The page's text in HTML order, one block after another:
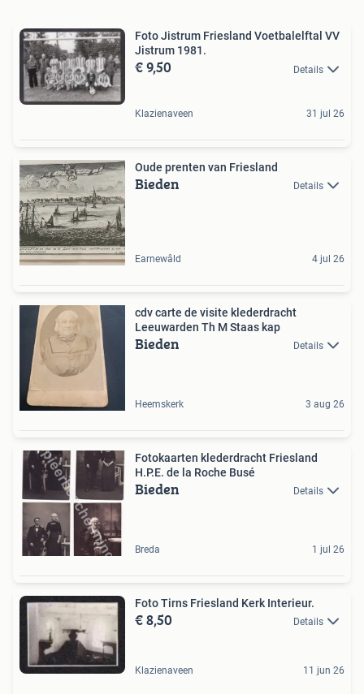
Foto Jistrum Friesland Voetbalelftal VV
Jistrum 1981.
€ 9,50 Details
Klazienaveen 31 jul 26
Oude prenten van Friesland
Bieden Details
Earnewâld 4 jul 26
cdv carte de visite klederdracht
Leeuwarden Th M Staas kap
Bieden Details
Heemskerk 3 aug 26
Fotokaarten klederdracht Friesland
H.P.E. de la Roche Busé
Bieden Details
Breda 1 jul 26
Foto Tirns Friesland Kerk Interieur.
€ 8,50 Details
Klazienaveen 11 jun 26